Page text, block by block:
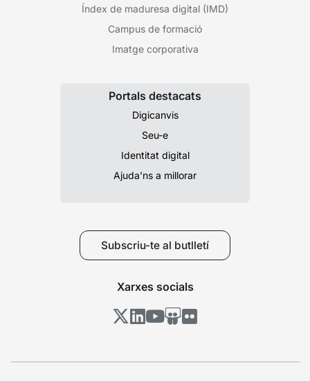
Índex de maduresa digital (IMD)
Campus de formació
Imatge corporativa
Portals destacats
Digicanvis
Seu-e
Identitat digital
Ajuda’ns a millorar
Subscriu-te al butlletí
Xarxes socials